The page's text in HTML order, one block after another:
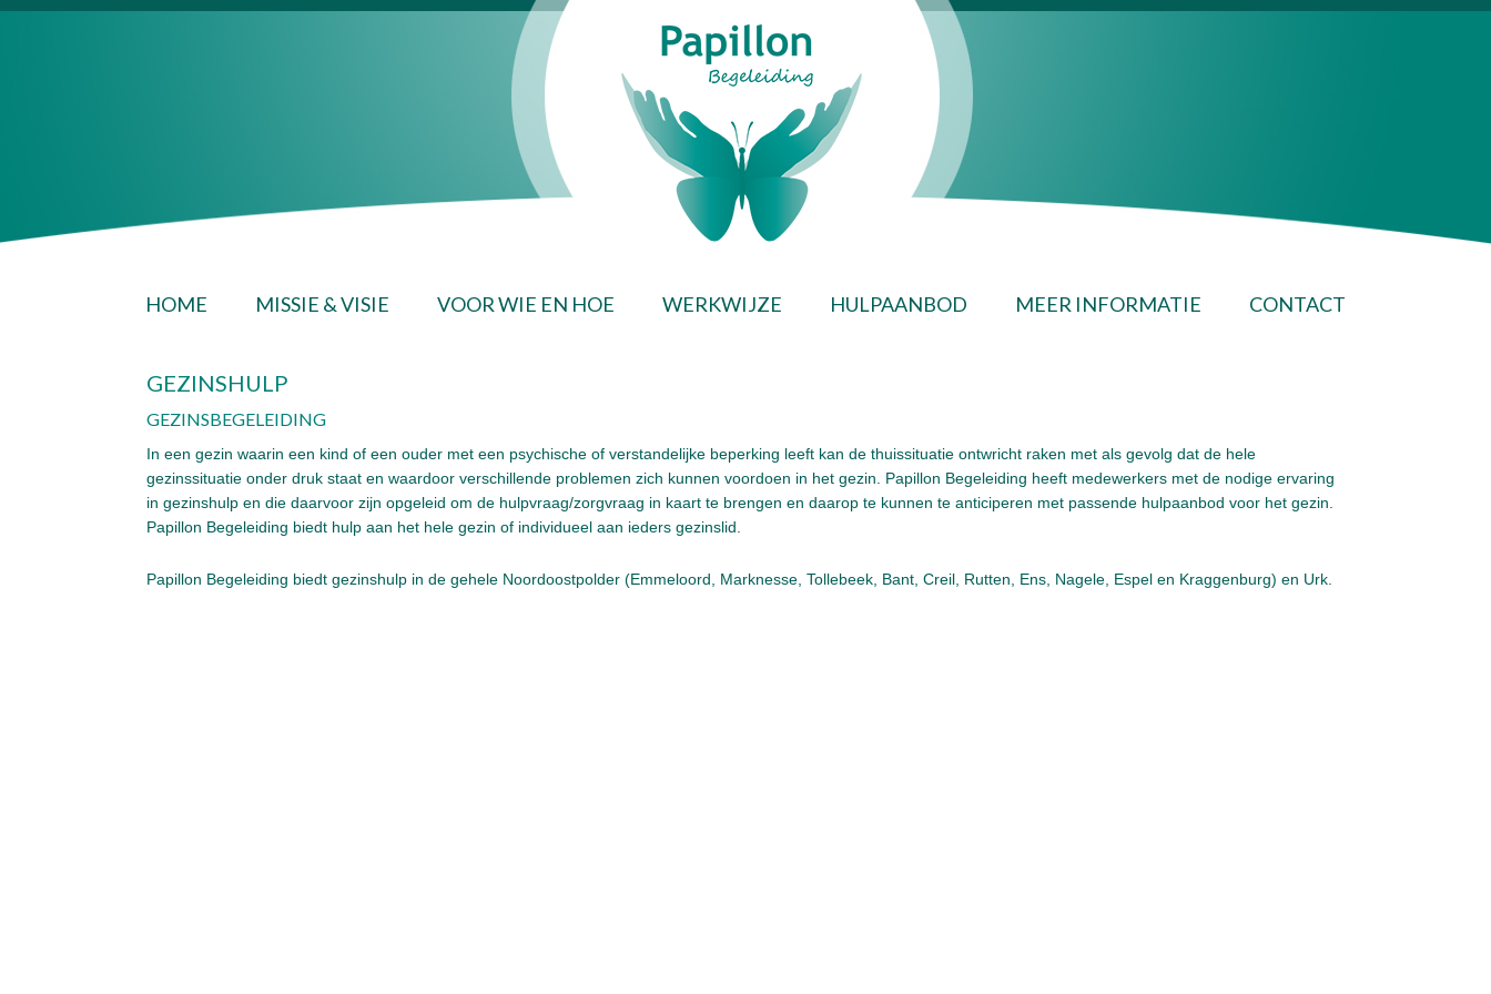
HOME MISSIE & VISIE VOOR WIE EN HOE WERKWIJZE HULPAANBOD MEER INFORMATIE CONTACT
GEZINSHULP
GEZINSBEGELEIDING
In een gezin waarin een kind of een ouder met een psychische of verstandelijke beperking leeft kan de thuissituatie ontwricht raken met als gevolg dat de hele
gezinssituatie onder druk staat en waardoor verschillende problemen zich kunnen voordoen in het gezin. Papillon Begeleiding heeft medewerkers met de nodige ervaring
in gezinshulp en die daarvoor zijn opgeleid om de hulpvraag/zorgvraag in kaart te brengen en daarop te kunnen te anticiperen met passende hulpaanbod voor het gezin.
Papillon Begeleiding biedt hulp aan het hele gezin of individueel aan ieders gezinslid.
Papillon Begeleiding biedt gezinshulp in de gehele Noordoostpolder (Emmeloord, Marknesse, Tollebeek, Bant, Creil, Rutten, Ens, Nagele, Espel en Kraggenburg) en Urk.